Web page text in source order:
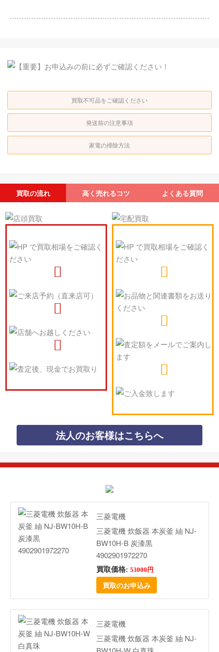
買取不可品をご確認ください
発送前の注意事項
家電の掃除方法
買取の流れ 高く売れるコツ よくある質問
法人のお客様はこちらへ
三菱電機
三菱電機 炊飯器 本炭釜 紬 NJ-
BW10H-B 炭漆黒
4902901972270
買取価格: 53000円
買取のお申込み
三菱電機
三菱電機 炊飯器 本炭釜 紬 NJ-